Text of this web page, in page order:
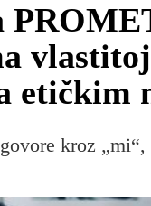
etičkim
kroz